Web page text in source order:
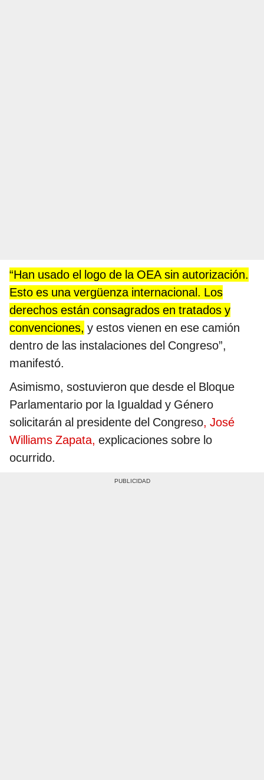
“Han usado el logo de la OEA sin autorización.
Esto es una vergüenza internacional. Los
derechos están consagrados en tratados y
convenciones, y estos vienen en ese camión
dentro de las instalaciones del Congreso”,
manifestó.
Asimismo, sostuvieron que desde el Bloque
Parlamentario por la Igualdad y Género
solicitarán al presidente del Congreso, José
Williams Zapata, explicaciones sobre lo
ocurrido.